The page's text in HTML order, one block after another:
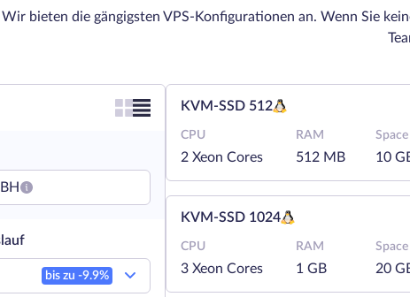
Wir bieten die gängigsten VPS-Konfigurationen an. Wenn Sie
bis zu -9.9%
KVM-SSD 512
CPU
2 Xeon Cores
RAM
512 MB
Space
10
KVM-SSD 1024
CPU
3 Xeon Cores
RAM
1 GB
Space
20